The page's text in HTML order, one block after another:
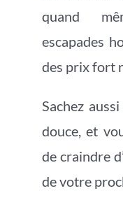
quand
escapades
des prix fort
Sachez
douce, et
de craindre
de votre